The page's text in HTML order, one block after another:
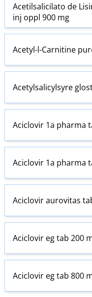
Acetilsalicilato de
inj oppl 900 mg
Acetyl-l-Carnitine
Acetylsalicylsyre
Aciclovir 1a pharma
Aciclovir 1a pharma
Aciclovir aurovitas
Aciclovir eg tab 200
Aciclovir eg tab 800